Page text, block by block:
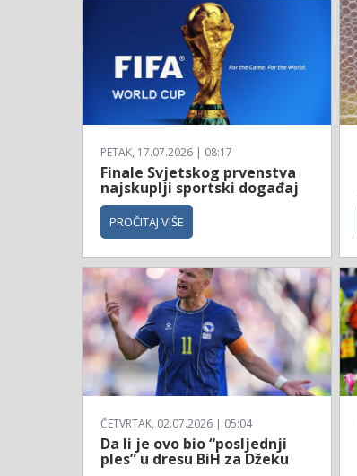
PETAK, 17.07.2026 | 08:17
Finale Svjetskog prvenstva
najskuplji sportski događaj
PROČITAJ VIŠE
ČETVRTAK, 02.07.2026 | 05:04
Da li je ovo bio “posljednji
ples” u dresu BiH za Džeku